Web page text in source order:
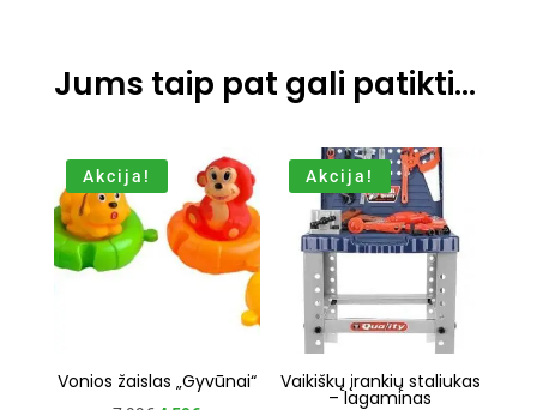
Jums taip pat gali patikti…
Akcija!
Vonios žaislas „Gyvūnai“
Akcija!
Vaikiškų įrankių staliukas
– lagaminas